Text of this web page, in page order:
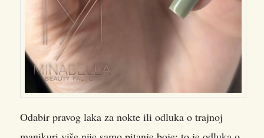
Odabir pravog laka za nokte ili odluka o trajnoj